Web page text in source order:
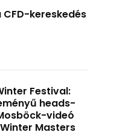
CFD-kereskedés
Festival:
heads-
videó
Masters